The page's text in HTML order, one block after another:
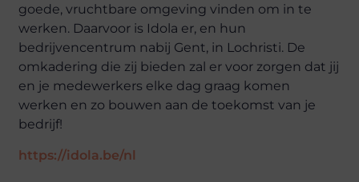
goede, vruchtbare omgeving vinden om in te
werken. Daarvoor is Idola er, en hun
bedrijvencentrum nabij Gent, in Lochristi. De
omkadering die zij bieden zal er voor zorgen dat jij
en je medewerkers elke dag graag komen
werken en zo bouwen aan de toekomst van je
bedrijf!
https://idola.be/nl